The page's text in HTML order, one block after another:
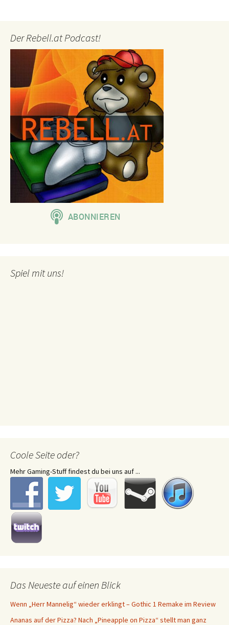
Der Rebell.at Podcast!
Spiel mit uns!
Coole Seite oder?
Mehr Gaming-Stuff findest du bei uns auf ...
Das Neueste auf einen Blick
Wenn „Herr Mannelig“ wieder erklingt – Gothic 1 Remake im Review
Ananas auf der Pizza? Nach „Pineapple on Pizza“ stellt man ganz